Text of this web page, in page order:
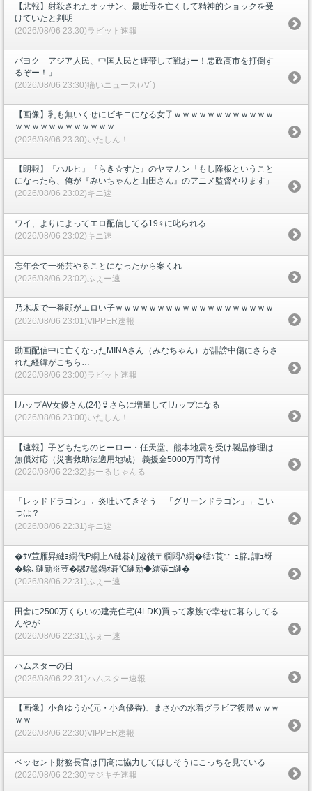
【悲報】射殺されたオッサン、最近母を亡くして精神的ショックを受
けていたと判明
(2026/08/06 23:30)ラビット速報
パヨク「アジア人民、中国人民と連帯して戦おー！悪政高市を打倒す
るぞー！」
(2026/08/06 23:30)痛いニュース(ﾉ∀`)
【画像】乳も無いくせにビキニになる女子ｗｗｗｗｗｗｗｗｗｗｗｗ
ｗｗｗｗｗｗｗｗｗｗｗｗ
(2026/08/06 23:30)いたしん！
【朗報】『ハルヒ』『らき☆すた』のヤマカン「もし降板ということ
になったら、俺が『みいちゃんと山田さん』のアニメ監督やります」
(2026/08/06 23:02)キニ速
ワイ、よりによってエロ配信してる19♀に叱られる
(2026/08/06 23:02)キニ速
忘年会で一発芸やることになったから案くれ
(2026/08/06 23:02)ふぇー速
乃木坂で一番顔がエロい子ｗｗｗｗｗｗｗｗｗｗｗｗｗｗｗｗｗｗｗ
(2026/08/06 23:01)VIPPER速報
動画配信中に亡くなったMINAさん（みなちゃん）が誹謗中傷にさらさ
れた経緯がこちら…
(2026/08/06 23:00)ラビット速報
IカップAV女優さん(24)👙さらに増量してIカップになる
(2026/08/06 23:00)いたしん！
【速報】子どもたちのヒーロー・任天堂、熊本地震を受け製品修理は
無償対応（災害救助法適用地域） 義援金5000万円寄付
(2026/08/06 22:32)おーるじゃんる
「レッドドラゴン」←炎吐いてきそう 「グリーンドラゴン」←こい
つは？
(2026/08/06 22:31)キニ速
�ｻｿ荳雁昇縺ｮ繝代Ρ繝上Λ縺碁剞逡後〒繝悶Λ繝�繧ｯ莨∵･ｭ辟｡譁ｭ谺
�蜍､縺励※荳�騾ｱ髢鍋ｵ碁℃縺励◆繧薙□縺�
(2026/08/06 22:31)ふぇー速
田舎に2500万くらいの建売住宅(4LDK)買って家族で幸せに暮らしてる
んやが
(2026/08/06 22:31)ふぇー速
ハムスターの日
(2026/08/06 22:31)ハムスター速報
【画像】小倉ゆうか(元・小倉優香)、まさかの水着グラビア復帰ｗｗｗ
ｗｗ
(2026/08/06 22:30)VIPPER速報
ベッセント財務長官は円高に協力してほしそうにこっちを見ている
(2026/08/06 22:30)マジキチ速報